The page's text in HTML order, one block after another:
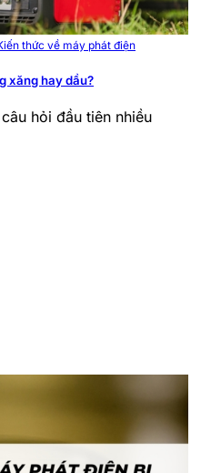
thức về máy phát điện
xăng hay dầu?
hỏi đầu tiên nhiều